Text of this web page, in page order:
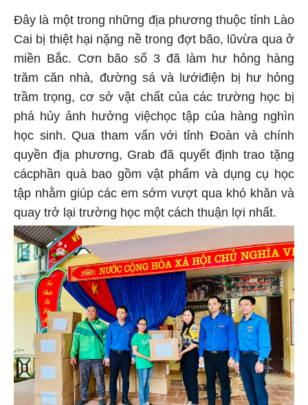
Đây là một trong những địa phương thuộc tỉnh Lào
Cai bị thiệt hại nặng nề trong đợt bão, lũvừa qua ở
miền Bắc. Cơn bão số 3 đã làm hư hỏng hàng
trăm căn nhà, đường sá và lướiđiện bị hư hỏng
trầm trọng, cơ sở vật chất của các trường học bị
phá hủy ảnh hưởng việchọc tập của hàng nghìn
học sinh. Qua tham vấn với tỉnh Đoàn và chính
quyền địa phương, Grab đã quyết định trao tặng
cácphần quà bao gồm vật phẩm và dụng cụ học
tập nhằm giúp các em sớm vượt qua khó khăn và
quay trở lại trường học một cách thuận lợi nhất.